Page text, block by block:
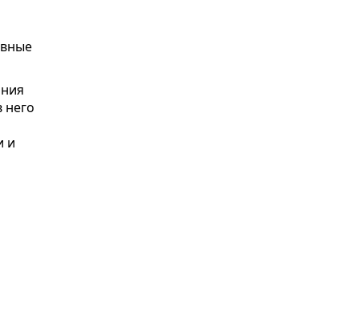
него
и